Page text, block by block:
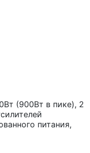
(900Вт в пике), 2
питания,